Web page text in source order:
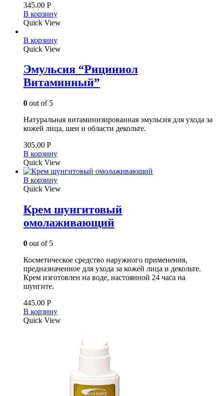
345.00 Р
В корзину
Quick View
В корзину
Quick View
Эмульсия “Рициниол
Витаминный”
0 out of 5
Натуральная витаминизированная эмульсия для ухода за
кожей лица, шеи и области декольте.
305.00 Р
В корзину
Quick View
В корзину
Quick View
Крем шунгитовый
омолаживающий
0 out of 5
Косметическое средство наружного применения,
предназначенное для ухода за кожей лица и декольте.
Крем изготовлен на воде, настоянной 24 часа на
шунгите.
445.00 Р
В корзину
Quick View